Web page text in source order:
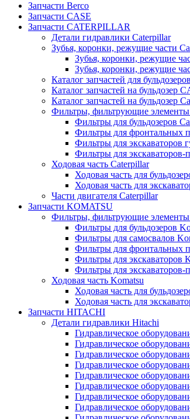
Запчасти Berco
Запчасти CASE
Запчасти CATERPILLAR
Детали гидравлики Caterpillar
Зубья, коронки, режущие части
Зубья, коронки, режущие
Зубья, коронки, режущие
Каталог запчастей для
Каталог запчастей на бульдозер
Каталог запчастей на бульдозер
Фильтры, фильтрующие элементы
Фильтры для бульдозеров
Фильтры для фронтальных
Фильтры для экскаваторов
Фильтры для экскаваторов-
Ходовая часть Caterpillar
Ходовая часть для
Ходовая часть для
Части двигателя Caterpillar
Запчасти KOMATSU
Фильтры, фильтрующие элементы
Фильтры для бульдозеров
Фильтры для самосвалов
Фильтры для фронтальных
Фильтры для экскаваторов
Фильтры для экскаваторов-
Ходовая часть Komatsu
Ходовая часть для
Ходовая часть для
Запчасти HITACHI
Детали гидравлики Hitachi
Гидравлическое
Гидравлическое
Гидравлическое
Гидравлическое
Гидравлическое
Гидравлическое
Гидравлическое
Гидравлическое